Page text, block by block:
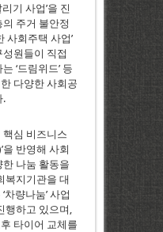
기 사업’을 진
주거 불안정
사회주택 사업’
원들이 직접
‘드림위드’ 등
다양한 사회공
.
핵심 비즈니스
을 반영해 사회
나눔 활동을
복지기관을 대
량나눔’ 사업
행하고 있으며,
타이어 교체를